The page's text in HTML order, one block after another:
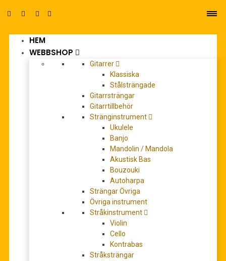
HEM
WEBBSHOP
Gitarrer
Klassiska
Stålsträngade
Gitarrsträngar
Gitarrtillbehör
Stränginstrument
Ukulele
Banjo
Mandolin / Mandola
Akustisk Bas
Bouzouki
Autoharpa
Strängar Övriga
Övriga instrument
Stråkinstrument
Violin
Cello
Kontrabas
Stråksträngar